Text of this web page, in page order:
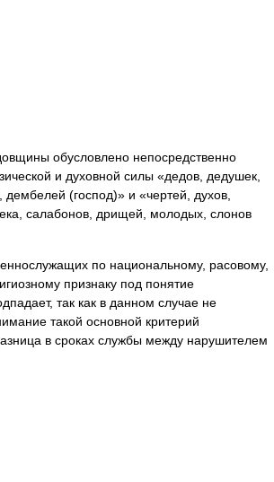
обусловлено непосредственно
и духовной силы «дедов, дедушек,
дембелей (господ)» и «чертей, духов,
салабонов, дрищей, молодых, слонов
по национальному, расовому,
признаку под понятие
так как в данном случае не
такой основной критерий
в сроках службы между нарушителем